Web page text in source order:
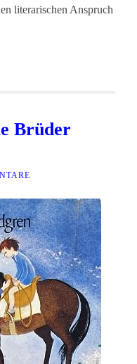
literarischen Anspruch
Brüder